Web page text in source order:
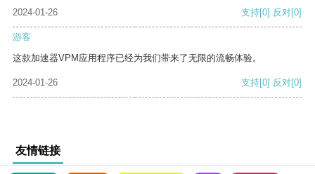
2024-01-26
支持[0] 反对[0]
游客
这款加速器VPM应用程序已经为我们带来了无限的流畅体验。
2024-01-26 支持[0] 反对[0]
友情链接